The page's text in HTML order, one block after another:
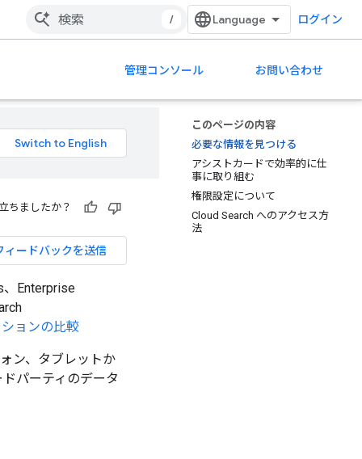
/ ログイン
管理コンソール お問い合わせ
このページの内容
必要な情報を見つける
アシストカードで効率的に仕
事に取り組む
権限設定について
Cloud Search へのアクセス方
法
ちましたか？
ィードバックを送信
、Enterprise
ョンの比較
ン、タブレットか
パーティのデータ